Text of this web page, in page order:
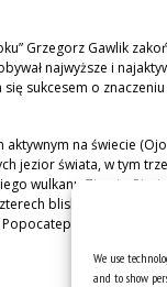
We use
and to show
Grzegorz Gawlik
najwyższe i
się sukcesem o
na świecie
jezior świata, w tym
wulkanu Ziemi –
blisko
(podczas